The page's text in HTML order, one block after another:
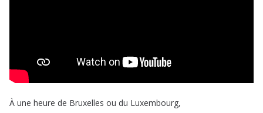
À une heure de Bruxelles ou du Luxembourg,